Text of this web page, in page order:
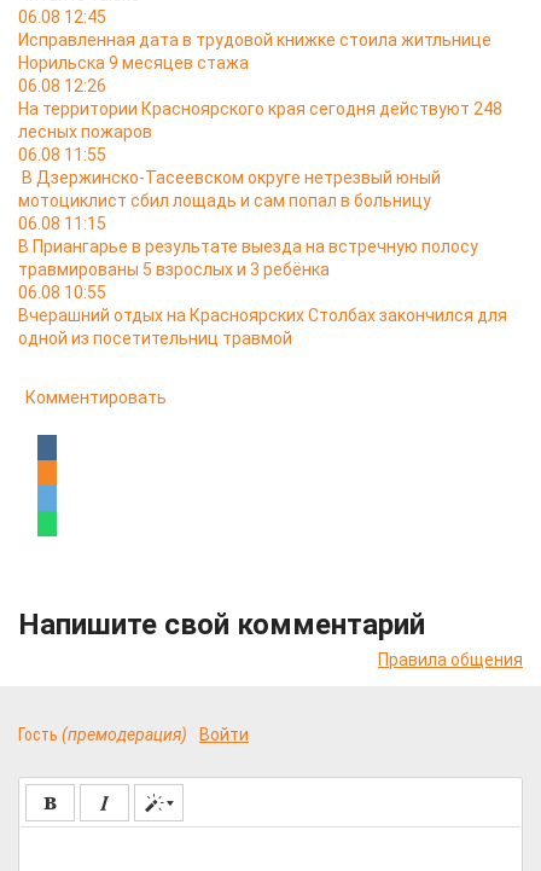
06.08 12:45
Исправленная дата в трудовой книжке стоила житльнице
Норильска 9 месяцев стажа
06.08 12:26
На территории Красноярского края сегодня действуют 248
лесных пожаров
06.08 11:55
В Дзержинско-Тасеевском округе нетрезвый юный
мотоциклист сбил лощадь и сам попал в больницу
06.08 11:15
В Приангарье в результате выезда на встречную полосу
травмированы 5 взрослых и 3 ребёнка
06.08 10:55
Вчерашний отдых на Красноярских Столбах закончился для
одной из посетительниц травмой
Комментировать
Напишите свой комментарий
Правила общения
Гость (премодерация) Войти